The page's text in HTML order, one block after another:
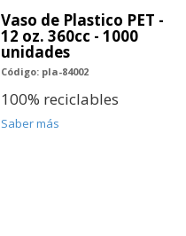
Vaso de Plastico PET -
12 oz. 360cc - 1000
unidades
Código: pla-84002
100% reciclables
Saber más